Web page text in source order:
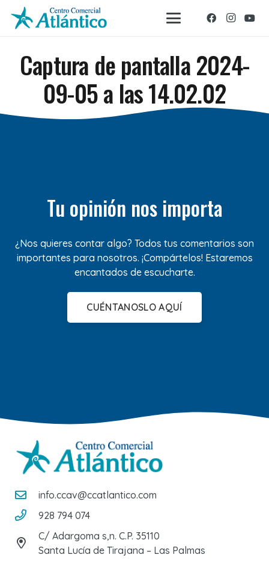
Captura de pantalla 2024-
09-05 a las 14.02.02
Tu opinión nos importa
¿Nos quieres contar algo? Todos tus comentarios son
importantes para nosotros. ¡Compártelos! Estaremos
encantados de escucharte.
CUÉNTANOSLO AQUÍ
info.ccav@ccatlantico.com
928 794 074
C/ Adargoma s,n. C.P. 35110
Santa Lucía de Tirajana – Las Palmas